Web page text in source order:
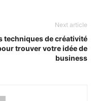
Next article
techniques de créativité
trouver votre idée de
business